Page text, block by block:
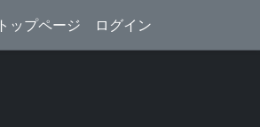
トップページ ログイン